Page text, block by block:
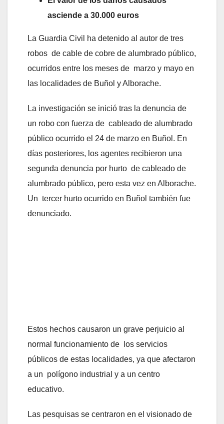
asciende a 30.000 euros
La Guardia Civil ha detenido al autor de tres
robos de cable de cobre de alumbrado público,
ocurridos entre los meses de marzo y mayo en
las localidades de Buñol y Alborache.
La investigación se inició tras la denuncia de
un robo con fuerza de cableado de alumbrado
público ocurrido el 24 de marzo en Buñol. En
días posteriores, los agentes recibieron una
segunda denuncia por hurto de cableado de
alumbrado público, pero esta vez en Alborache.
Un tercer hurto ocurrido en Buñol también fue
denunciado.
Estos hechos causaron un grave perjuicio al
normal funcionamiento de los servicios
públicos de estas localidades, ya que afectaron
a un polígono industrial y a un centro
educativo.
Las pesquisas se centraron en el visionado de